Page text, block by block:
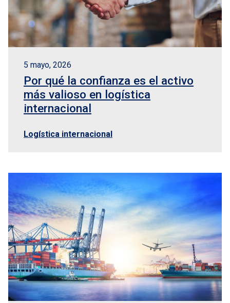
5 mayo, 2026
Por qué la confianza es el activo
más valioso en logística
internacional
Logística internacional